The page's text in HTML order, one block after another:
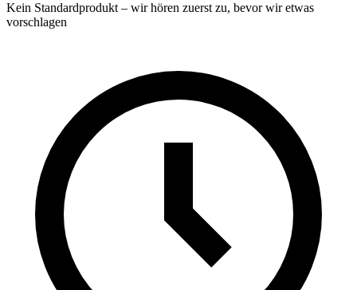
Kein Standardprodukt – wir hören zuerst zu, bevor wir etwas
vorschlagen